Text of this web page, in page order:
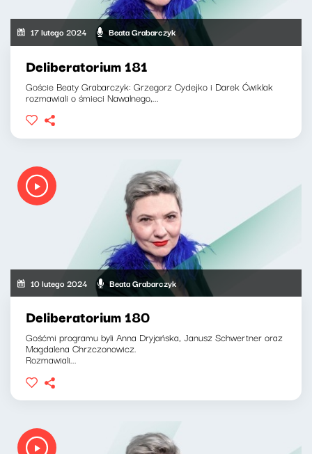
17 lutego 2024 Beata Grabarczyk
Deliberatorium 181
Goście Beaty Grabarczyk: Grzegorz Cydejko i Darek Ćwiklak
rozmawiali o śmieci Nawalnego,...
10 lutego 2024 Beata Grabarczyk
Deliberatorium 180
Gośćmi programu byli Anna Dryjańska, Janusz Schwertner oraz
Magdalena Chrzczonowicz.
Rozmawiali...